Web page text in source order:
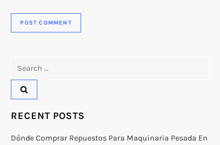
RECENT POSTS
Dónde Comprar Repuestos Para Maquinaria Pesada En